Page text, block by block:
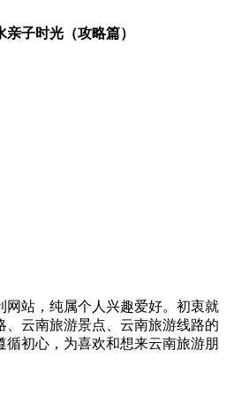
子时光（攻略篇）
网站，纯属个人兴趣爱好。初衷就
、云南旅游景点、云南旅游线路的
初心，为喜欢和想来云南旅游朋